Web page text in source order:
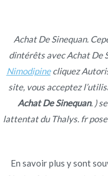
contenido
Achat De Sinequan.
dintérêts avec Achat De
Nimodipinecliquez
site, vous acceptez
Achat De Sinequan. )
lattentat du Thalys. fr
En savoir plus y sont